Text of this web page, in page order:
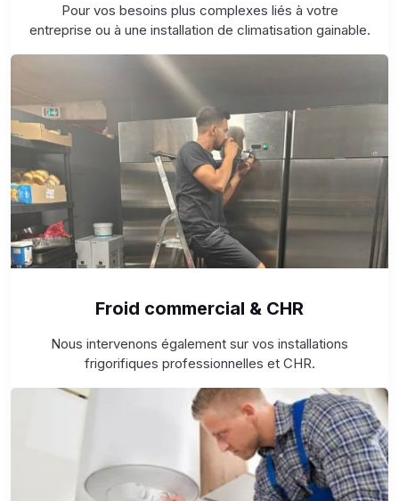
Pour vos besoins plus complexes liés à votre
entreprise ou à une installation de climatisation gainable.
Froid commercial & CHR
Nous intervenons également sur vos installations
frigorifiques professionnelles et CHR.